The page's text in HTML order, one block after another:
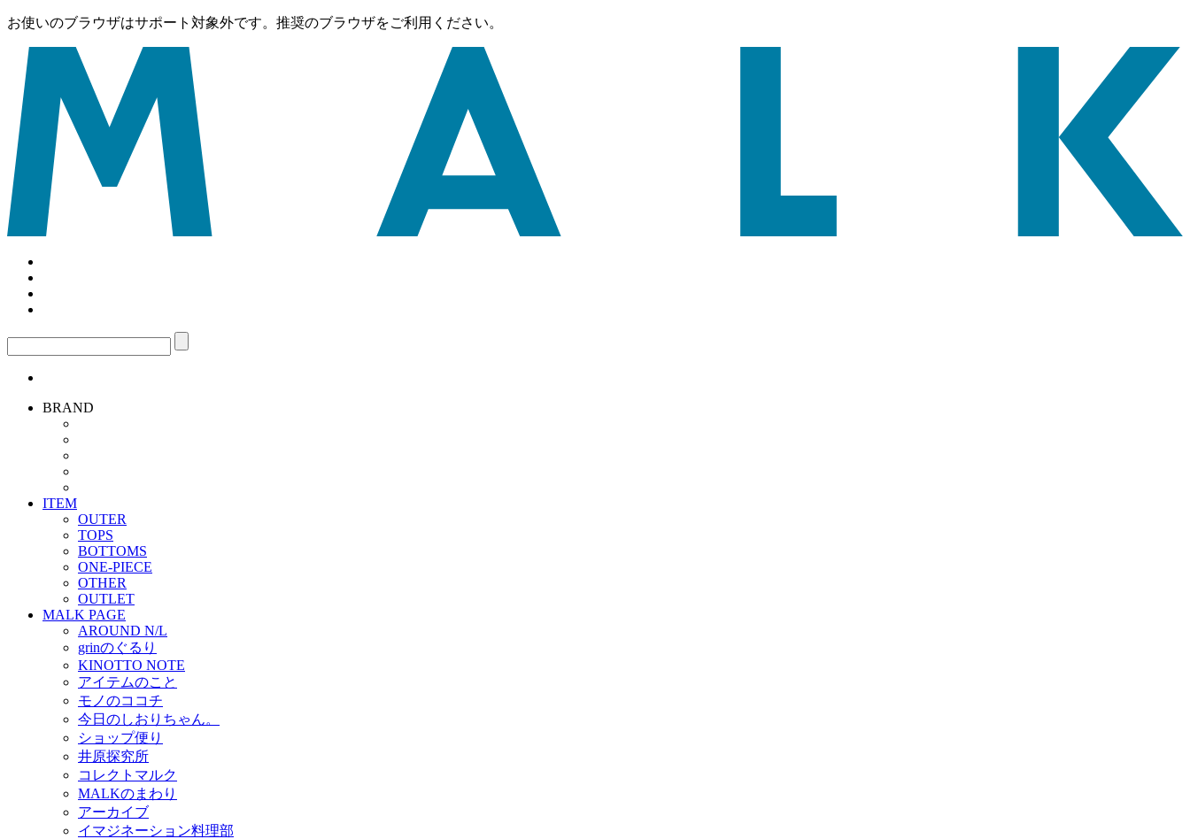
お使いのブラウザはサポート対象外です。推奨のブラウザをご利用ください。
BRAND
ITEM
OUTER
TOPS
BOTTOMS
ONE-PIECE
OTHER
OUTLET
MALK PAGE
AROUND N/L
grinのぐるり
KINOTTO NOTE
アイテムのこと
モノのココチ
今日のしおりちゃん。
ショップ便り
井原探究所
コレクトマルク
MALKのまわり
アーカイブ
イマジネーション料理部